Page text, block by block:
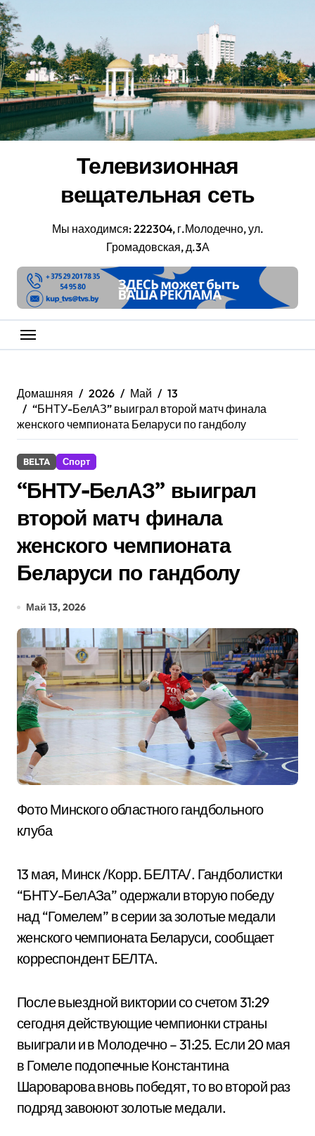
Перейти
к
содержанию
Телевизионная
вещательная сеть
Мы находимся: 222304, г.Молодечно, ул.
Громадовская, д.3А
Домашняя 2026 Май
13
“БНТУ-БелАЗ” выиграл второй матч финала
женского чемпионата Беларуси по гандболу
BELTA Спорт
“БНТУ-БелАЗ” выиграл
второй матч финала
женского чемпионата
Беларуси по гандболу
Май 13, 2026
Фото Минского областного гандбольного
клуба
13 мая, Минск /Корр. БЕЛТА/. Гандболистки
“БНТУ-БелАЗа” одержали вторую победу
над “Гомелем” в серии за золотые медали
женского чемпионата Беларуси, сообщает
корреспондент БЕЛТА.
После выездной виктории со счетом 31:29
сегодня действующие чемпионки страны
выиграли и в Молодечно – 31:25. Если 20 мая
в Гомеле подопечные Константина
Шароварова вновь победят, то во второй раз
подряд завоюют золотые медали.